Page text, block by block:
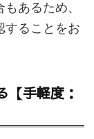
あるため、
することをお
【手軽度：